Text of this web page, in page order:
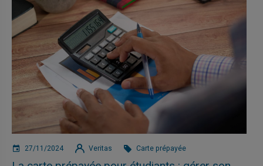
27/11/2024 Veritas Carte prépayée